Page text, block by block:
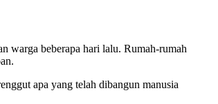
warga beberapa hari lalu. Rumah-rumah
apa yang telah dibangun manusia